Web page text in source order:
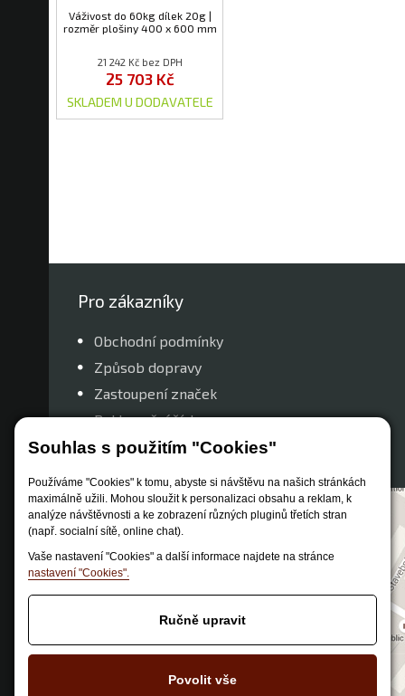
Souhlas s použitím "Cookies"
Používáme "Cookies" k tomu, abyste si návštěvu na našich stránkách
maximálně užili. Mohou sloužit k personalizaci obsahu a reklam, k
analýze návštěvnosti a ke zobrazení různých pluginů třetích stran
(např. socialní sítě, online chat).
Vaše nastavení "Cookies" a další informace najdete na stránce
nastavení "Cookies".
Ručně upravit
Povolit vše
Váživost do 60kg dílek 20g |
rozměr plošiny 400 x 600 mm
21 242 Kč bez DPH
25 703 Kč
SKLADEM U DODAVATELE
Pro zákazníky
Obchodní podmínky
Způsob dopravy
Zastoupení značek
Reklamační řád
Nastavení soukromí